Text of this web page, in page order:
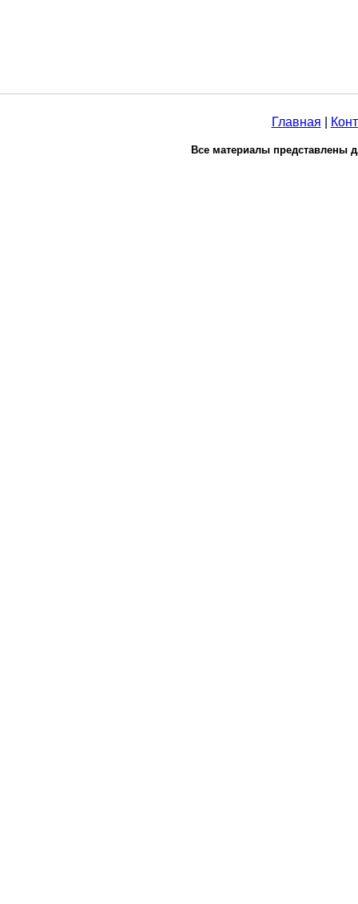
Главная
Все материалы представлены